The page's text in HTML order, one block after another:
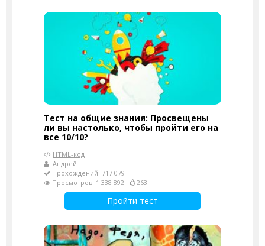
Тест на общие знания: Просвещены
ли вы настолько, чтобы пройти его на
все 10/10?
HTML-код
Андрей
Прохождений: 717 079
Просмотров: 1 338 892
263
Пройти тест